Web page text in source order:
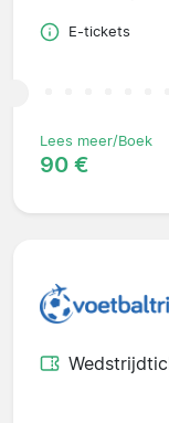
E-tickets
Lees meer/Boek
90 €